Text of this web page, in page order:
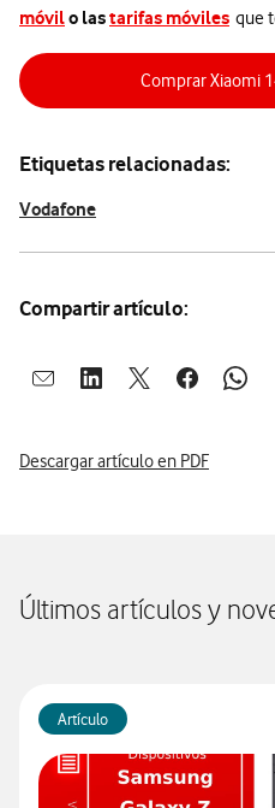
móvilo lastarifas móviles que
Comprar Xiaomi
Etiquetas relacionadas:
Vodafone
Compartir artículo:
Abrir ventana para compartir en
Abrir ventana para
Abrir ventana
Abrir Abrir
Descargar artículo en PDF
Últimos artículos y
Artículo